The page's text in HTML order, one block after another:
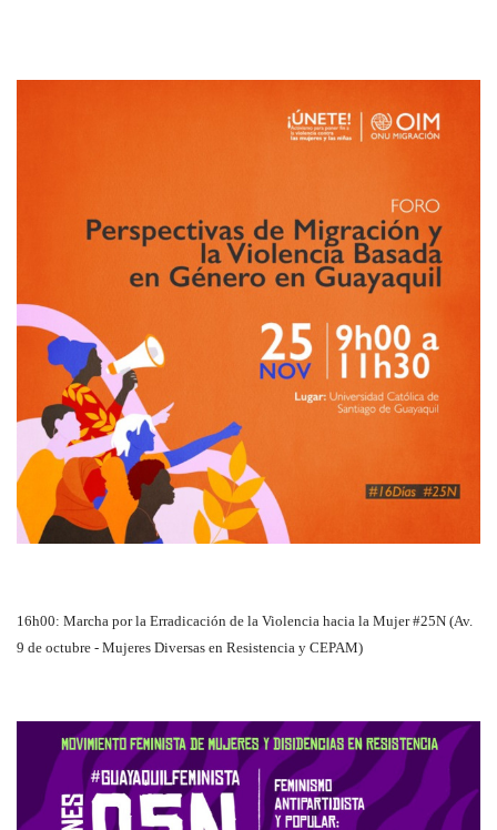
16h00: Marcha por la Erradicación de la Violencia hacia la Mujer #25N (Av.
9 de octubre - Mujeres Diversas en Resistencia y CEPAM)